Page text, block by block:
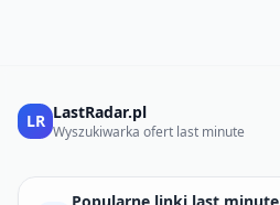
LR LastRadar.pl
Wyszukiwarka ofert last minute